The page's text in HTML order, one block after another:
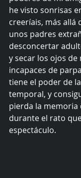
he visto sonrisas
creeríais, más allá
unos padres
desconcertar
y secar los ojos
incapaces de
tiene el poder de
temporal, y
pierda la memoria
durante el rato
espectáculo.